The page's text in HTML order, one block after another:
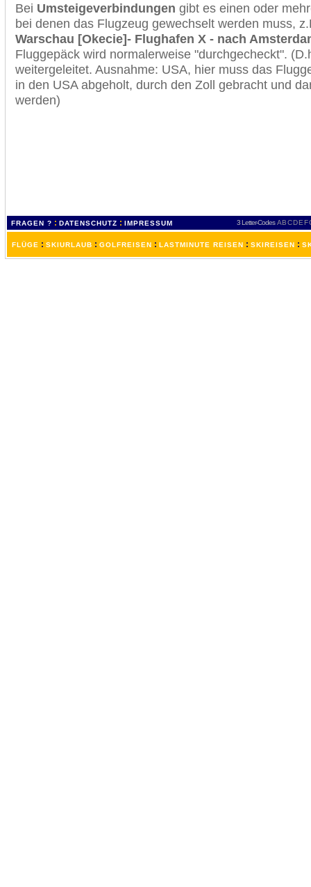
Bei Umsteigeverbindungen gibt es einen oder
bei denen das Flugzeug gewechselt werden muss,
Warschau [Okecie]- Flughafen X - nach
Fluggepäck wird normalerweise "durchgecheckt".
weitergeleitet. Ausnahme: USA, hier muss das
in den USA abgeholt, durch den Zoll gebracht und
werden)
FRAGEN ? : DATENSCHUTZ : IMPRESSUM 3 Letter-Codes ABCDEF
FLÜGE : SKIURLAUB : GOLFREISEN : LASTMINUTE REISEN : SKIREISEN :